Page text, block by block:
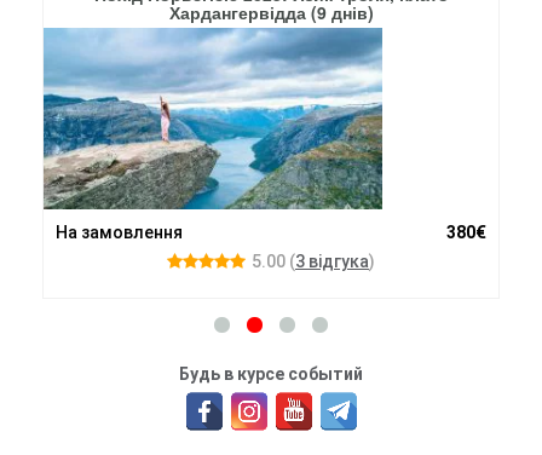
Хардангервідда (9 днів)
На замовлення
380€
5.00 (3 вiдгука)
Будь в курсе событий